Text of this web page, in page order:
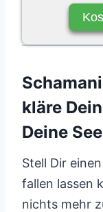
kläre
Deine
Stell Dir
fallen lassen
nichts mehr